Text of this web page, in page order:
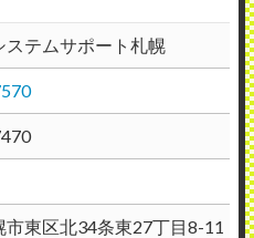
ステムサポート札幌
市東区北34条東27丁目8-11